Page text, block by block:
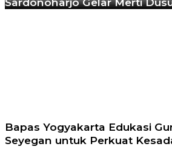
Bapas Yogyakarta Edukasi
Seyegan untuk Perkuat